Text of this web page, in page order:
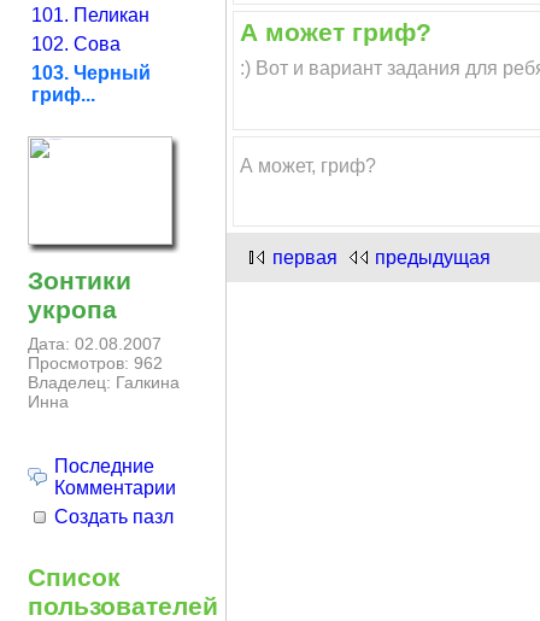
101. Пеликан
102. Сова
103. Черный
гриф...
Зонтики
укропа
Дата: 02.08.2007
Просмотров: 962
Владелец: Галкина
Инна
Последние
Комментарии
Создать пазл
Список
пользователей
А может гриф?
:) Вот и вариант задания для
А может, гриф?
первая предыдущая